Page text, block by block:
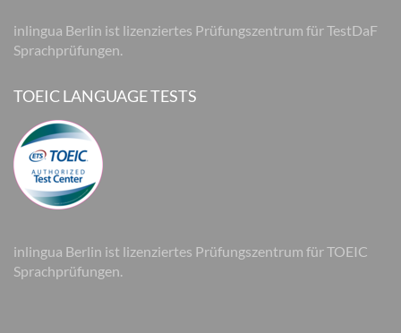
inlingua Berlin ist lizenziertes Prüfungszentrum für TestDaF
Sprachprüfungen.
TOEIC LANGUAGE TESTS
inlingua Berlin ist lizenziertes Prüfungszentrum für TOEIC
Sprachprüfungen.